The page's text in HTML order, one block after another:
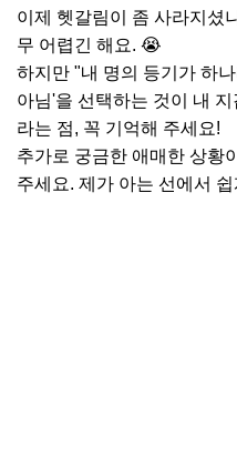
이제 헷갈림이 좀 사라지셨
무 어렵긴 해요. 😭
하지만 "내 명의 등기가 하
아님'을 선택하는 것이 내
라는 점, 꼭 기억해 주세요!
추가로 궁금한 애매한 상황
주세요. 제가 아는 선에서